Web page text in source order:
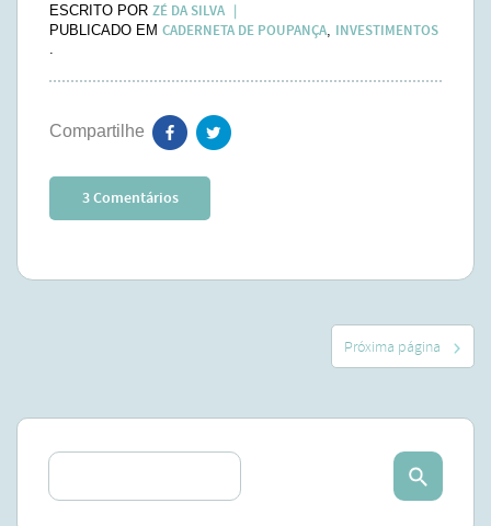
ESCRITO POR ZÉ DA SILVA
PUBLICADO EM CADERNETA DE POUPANÇA, INVESTIMENTOS
.
3 Comentários
Próxima página